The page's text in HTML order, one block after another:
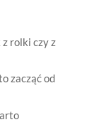
rolki czy z
zacząć od